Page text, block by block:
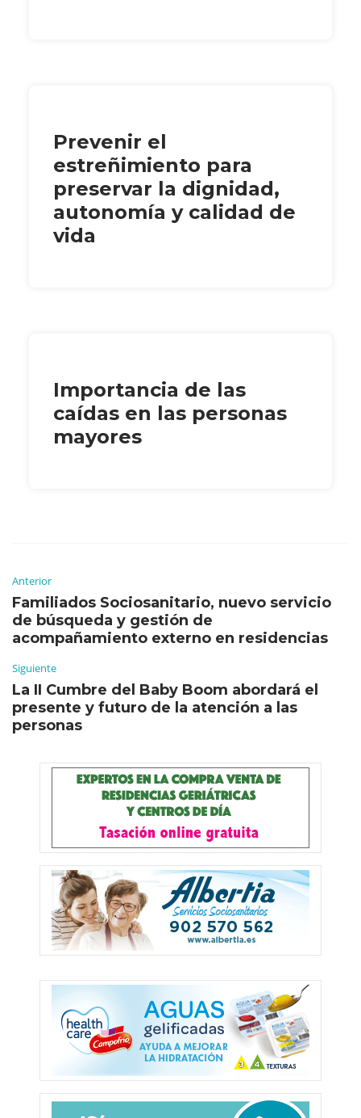
Prevenir el
estreñimiento para
preservar la dignidad,
autonomía y calidad de
vida
Importancia de las
caídas en las personas
mayores
Anterior
Familiados Sociosanitario, nuevo servicio
de búsqueda y gestión de
acompañamiento externo en residencias
Siguiente
La II Cumbre del Baby Boom abordará el
presente y futuro de la atención a las
personas